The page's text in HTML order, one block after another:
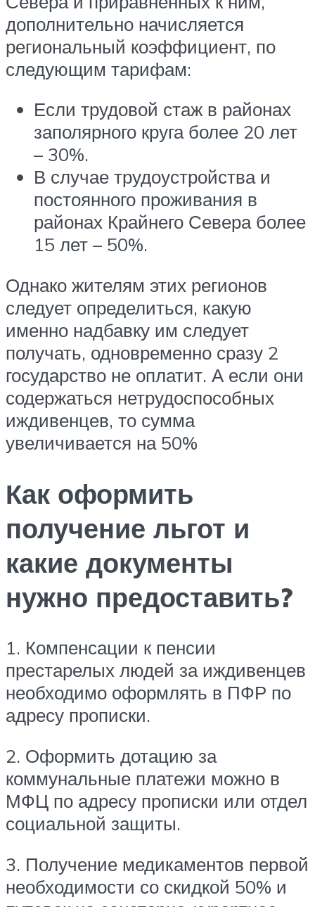
дополнительно начисляется
региональный коэффициент, по
следующим тарифам:
Если трудовой стаж в районах
заполярного круга более 20 лет
– 30%.
В случае трудоустройства и
постоянного проживания в
районах Крайнего Севера более
15 лет – 50%.
Однако жителям этих регионов
следует определиться, какую
именно надбавку им следует
получать, одновременно сразу 2
государство не оплатит. А если они
содержаться нетрудоспособных
иждивенцев, то сумма
увеличивается на 50%
Как оформить
получение льгот и
какие документы
нужно предоставить?
1. Компенсации к пенсии
престарелых людей за иждивенцев
необходимо оформлять в ПФР по
адресу прописки.
2. Оформить дотацию за
коммунальные платежи можно в
МФЦ по адресу прописки или отдел
социальной защиты.
3. Получение медикаментов первой
необходимости со скидкой 50% и